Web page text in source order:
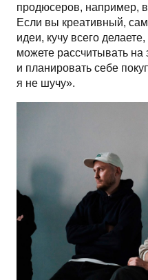
продюсеров, например,
Если вы креативный,
идеи, кучу всего
можете рассчитывать
и планировать себе
я не шучу».